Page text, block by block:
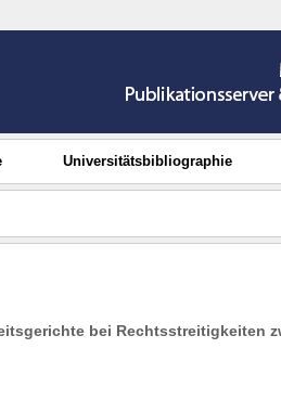
Universitätsbibliographie
bei Rechtsstreitigkeiten